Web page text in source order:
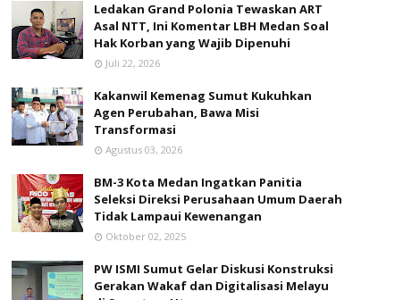
Ledakan Grand Polonia Tewaskan ART
Asal NTT, Ini Komentar LBH Medan Soal
Hak Korban yang Wajib Dipenuhi
Juli 22, 2026
Kakanwil Kemenag Sumut Kukuhkan
Agen Perubahan, Bawa Misi
Transformasi
Agustus 03, 2026
BM-3 Kota Medan Ingatkan Panitia
Seleksi Direksi Perusahaan Umum Daerah
Tidak Lampaui Kewenangan
Oktober 02, 2025
PW ISMI Sumut Gelar Diskusi Konstruksi
Gerakan Wakaf dan Digitalisasi Melayu